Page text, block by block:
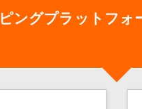
ングプラットフ